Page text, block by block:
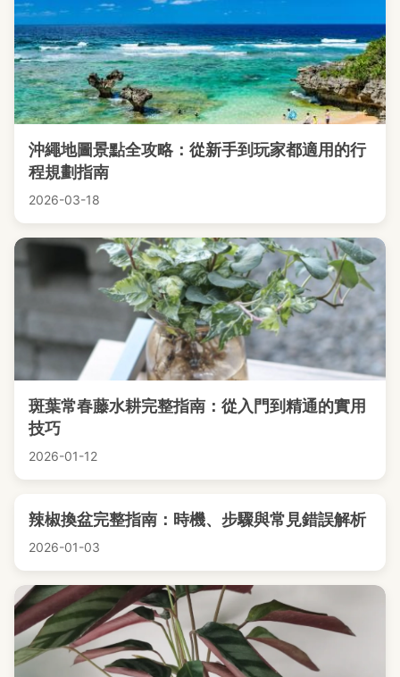
沖繩地圖景點全攻略：從新手到玩家都適用的行
程規劃指南
2026-03-18
斑葉常春藤水耕完整指南：從入門到精通的實用
技巧
2026-01-12
辣椒換盆完整指南：時機、步驟與常見錯誤解析
2026-01-03